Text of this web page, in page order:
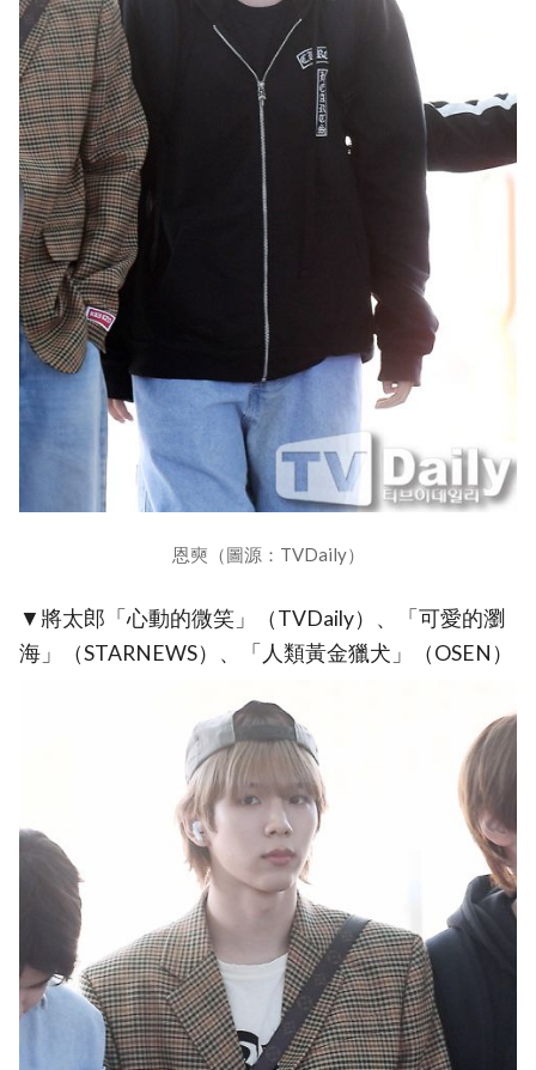
恩奭（圖源：TVDaily）
▼將太郎「心動的微笑」（TVDaily）、「可愛的瀏
海」（STARNEWS）、「人類黃金獵犬」（OSEN）